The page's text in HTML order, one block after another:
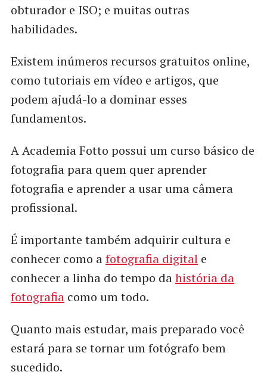
obturador e ISO; e muitas outras
habilidades.
Existem inúmeros recursos gratuitos online,
como tutoriais em vídeo e artigos, que
podem ajudá-lo a dominar esses
fundamentos.
A Academia Fotto possui um curso básico de
fotografia para quem quer aprender
fotografia e aprender a usar uma câmera
profissional.
É importante também adquirir cultura e
conhecer como afotografia digitale
conhecer a linha do tempo dahistória da
fotografiacomo um todo.
Quanto mais estudar, mais preparado você
estará para se tornar um fotógrafo bem
sucedido.